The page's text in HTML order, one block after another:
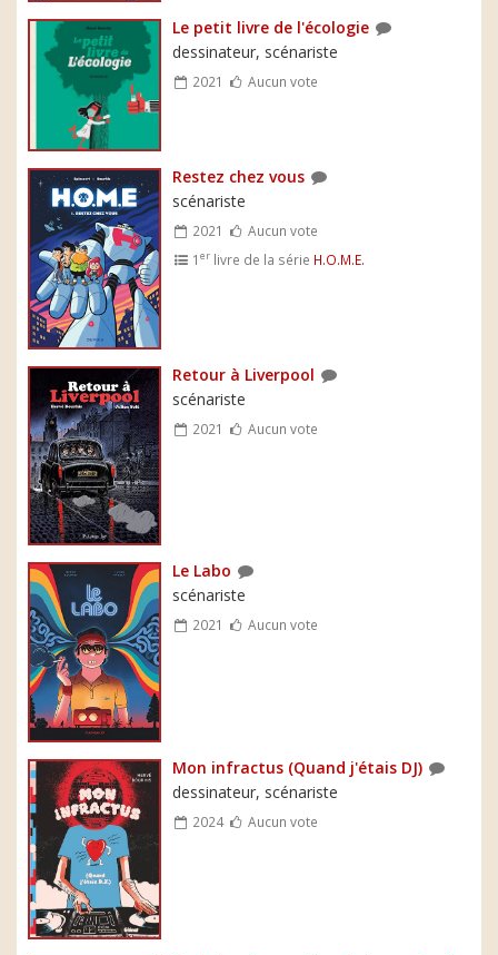
Le petit livre de l'écologie
dessinateur, scénariste
2021 Aucun vote
Restez chez vous
scénariste
2021
Aucun vote
1er livre de la série H.O.M.E.
Retour à Liverpool
scénariste
2021 Aucun vote
Le Labo
scénariste
2021 Aucun vote
Mon infractus (Quand j'étais DJ)
dessinateur, scénariste
2024 Aucun vote